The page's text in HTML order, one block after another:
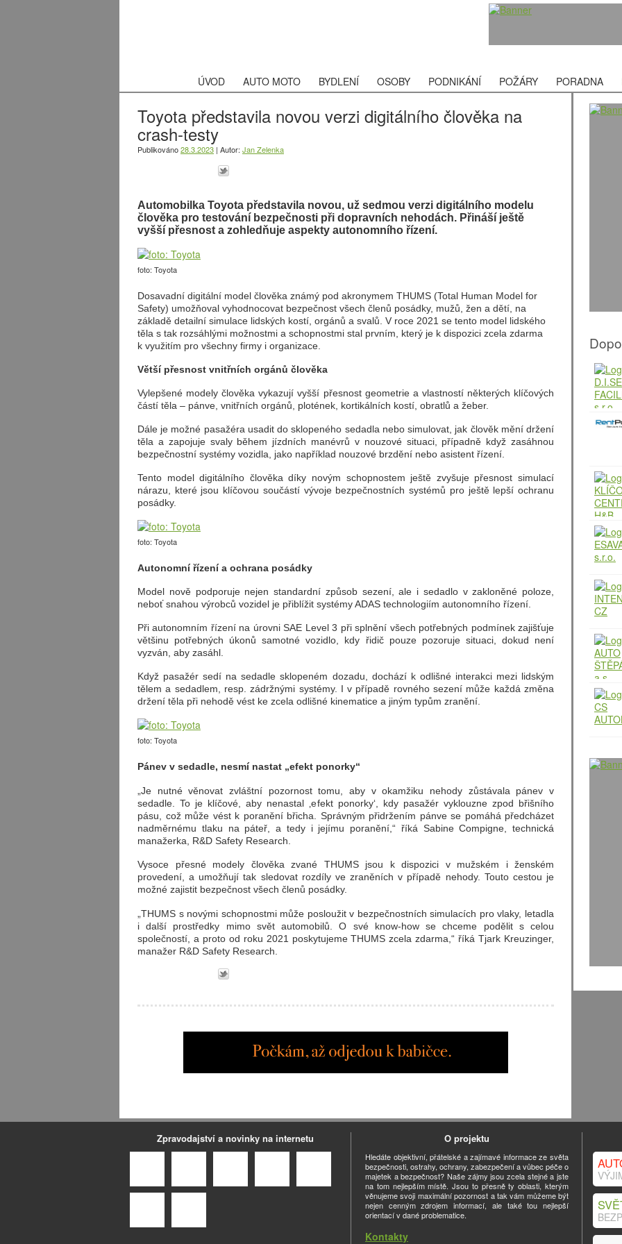
ÚVOD AUTO MOTO BYDLENÍ OSOBY PODNIKÁNÍ POŽÁRY PORADNA
Toyota představila novou verzi digitálního člověka na
crash-testy
Publikováno28.3.2023 | Autor: Jan Zelenka
Automobilka Toyota představila novou, už sedmou verzi digitálního modelu
člověka pro testování bezpečnosti při dopravních nehodách. Přináší ještě
vyšší přesnost a zohledňuje aspekty autonomního řízení.
foto: Toyota
Dosavadní digitální model člověka známý pod akronymem THUMS (Total Human Model for
Safety) umožňoval vyhodnocovat bezpečnost všech členů posádky, mužů, žen a dětí, na
základě detailní simulace lidských kostí, orgánů a svalů. V roce 2021 se tento model lidského
těla s tak rozsáhlými možnostmi a schopnostmi stal prvním, který je k dispozici zcela zdarma
k využitím pro všechny firmy i organizace.
Větší přesnost vnitřních orgánů člověka
Vylepšené modely člověka vykazují vyšší přesnost geometrie a vlastností některých klíčových
částí těla – pánve, vnitřních orgánů, plotének, kortikálních kostí, obratlů a žeber.
Dále je možné pasažéra usadit do sklopeného sedadla nebo simulovat, jak člověk mění držení
těla a zapojuje svaly během jízdních manévrů v nouzové situaci, případně když zasáhnou
bezpečnostní systémy vozidla, jako například nouzové brzdění nebo asistent řízení.
Tento model digitálního člověka díky novým schopnostem ještě zvyšuje přesnost simulací
nárazu, které jsou klíčovou součástí vývoje bezpečnostních systémů pro ještě lepší ochranu
posádky.
foto: Toyota
Autonomní řízení a ochrana posádky
Model nově podporuje nejen standardní způsob sezení, ale i sedadlo v zakloněné poloze,
neboť snahou výrobců vozidel je přiblížit systémy ADAS technologiím autonomního řízení.
Při autonomním řízení na úrovni SAE Level 3 při splnění všech potřebných podmínek zajišťuje
většinu potřebných úkonů samotné vozidlo, kdy řidič pouze pozoruje situaci, dokud není
vyzván, aby zasáhl.
Když pasažér sedí na sedadle sklopeném dozadu, dochází k odlišné interakci mezi lidským
tělem a sedadlem, resp. zádržnými systémy. I v případě rovného sezení může každá změna
držení těla při nehodě vést ke zcela odlišné kinematice a jiným typům zranění.
foto: Toyota
Pánev v sedadle, nesmí nastat „efekt ponorky“
„Je nutné věnovat zvláštní pozornost tomu, aby v okamžiku nehody zůstávala pánev v
sedadle. To je klíčové, aby nenastal ‚efekt ponorky‘, kdy pasažér vyklouzne zpod břišního
pásu, což může vést k poranění břicha. Správným přidržením pánve se pomáhá předcházet
nadměrnému tlaku na páteř, a tedy i jejímu poranění,“ říká Sabine Compigne, technická
manažerka, R&D Safety Research.
Vysoce přesné modely člověka zvané THUMS jsou k dispozici v mužském i ženském
provedení, a umožňují tak sledovat rozdíly ve zraněních v případě nehody. Touto cestou je
možné zajistit bezpečnost všech členů posádky.
„THUMS s novými schopnostmi může posloužit v bezpečnostních simulacích pro vlaky, letadla
i další prostředky mimo svět automobilů. O své know-how se chceme podělit s celou
společností, a proto od roku 2021 poskytujeme THUMS zcela zdarma,“ říká Tjark Kreuzinger,
manažer R&D Safety Research.
Zpravodajství a novinky na internetu O projektu
Hledáte objektivní, přátelské a zajímavé informace ze světa
bezpečnosti, ostrahy, ochrany, zabezpečení a vůbec péče o
majetek a bezpečnost? Naše zájmy jsou zcela stejné a jste
na tom nejlepším místě. Jsou to přesně ty oblasti, kterým
věnujeme svoji maximální pozornost a tak vám můžeme být
nejen cenným zdrojem informací, ale také tou nejlepší
orientací v dané problematice.
Kontakty